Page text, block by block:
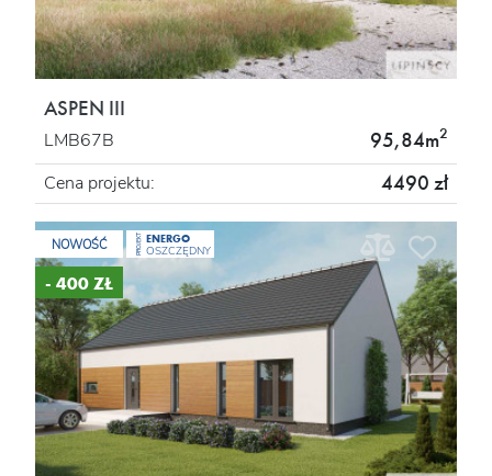
ASPEN III
LMB67B 95,84m2
Cena projektu: 4490 zł
NOWOŚĆ PROJEKT ENERGO
OSZCZĘDNY
- 400 ZŁ